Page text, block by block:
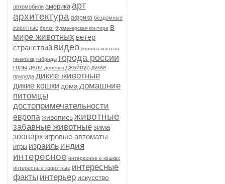
автомобили америка арт
архитектура африка бездомные
животные белки букмекерская контора в
мире животных ветер
странствий видео вороны высотка
генетика гибриды города россии
горы дели деревья джайпур дикая
природа дикие животные
дикие кошки дома домашние
питомцы
достопримечательности
европа живописьживотные
забавные животныезима
зоопарк игровые автоматы
игры израиль индия
интересное интересное о кошках
интересные животные интересные
факты интерьер искусство